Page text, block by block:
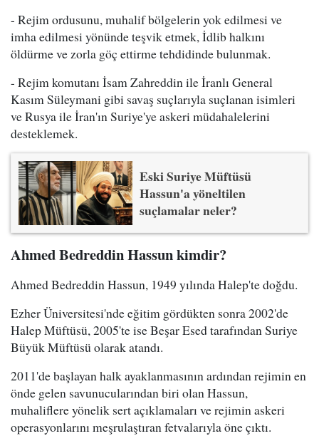
- Rejim ordusunu, muhalif bölgelerin yok edilmesi ve
imha edilmesi yönünde teşvik etmek, İdlib halkını
öldürme ve zorla göç ettirme tehdidinde bulunmak.
- Rejim komutanı İsam Zahreddin ile İranlı General
Kasım Süleymani gibi savaş suçlarıyla suçlanan isimleri
ve Rusya ile İran'ın Suriye'ye askeri müdahalelerini
desteklemek.
Eski Suriye Müftüsü
Hassun'a yöneltilen
suçlamalar neler?
Ahmed Bedreddin Hassun kimdir?
Ahmed Bedreddin Hassun, 1949 yılında Halep'te doğdu.
Ezher Üniversitesi'nde eğitim gördükten sonra 2002'de
Halep Müftüsü, 2005'te ise Beşar Esed tarafından Suriye
Büyük Müftüsü olarak atandı.
2011'de başlayan halk ayaklanmasının ardından rejimin en
önde gelen savunucularından biri olan Hassun,
muhaliflere yönelik sert açıklamaları ve rejimin askeri
operasyonlarını meşrulaştıran fetvalarıyla öne çıktı.